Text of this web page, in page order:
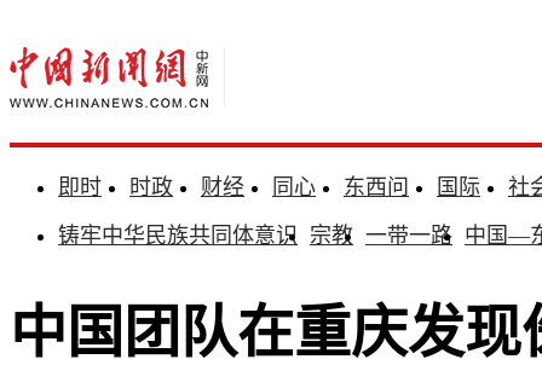
即时 时政 财经 同心 东西问 国际
社
铸牢中华民族共同体意识 宗教 一带一路 中国—
中国团队在重庆发